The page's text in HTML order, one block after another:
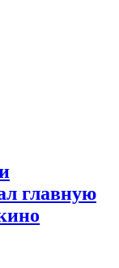
главную